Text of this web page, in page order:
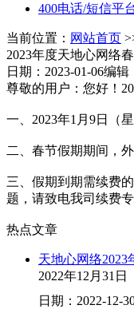
400电话/短信平
当前位置： 网站首页
2023年度天地心网络
日期：2023-01-06编辑
尊敬的用户：您好！
一、2023年1月9日（
二、春节假期期间，
三、假期到期需续费
题，请致电我司续费
热点文章
天地心网络
2022年12月31
日期：2022-12-